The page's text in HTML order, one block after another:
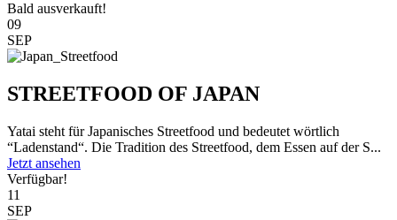
Bald ausverkauft!
09
SEP
STREETFOOD OF JAPAN
Yatai steht für Japanisches Streetfood und bedeutet wörtlich
“Ladenstand“. Die Tradition des Streetfood, dem Essen auf der S...
Jetzt ansehen
Verfügbar!
11
SEP